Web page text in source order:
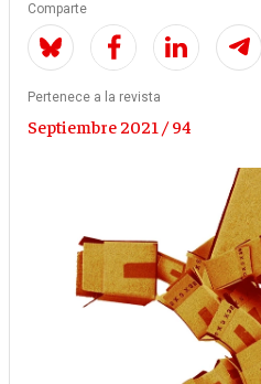
Comparte
Pertenece a la revista
Septiembre 2021 / 94